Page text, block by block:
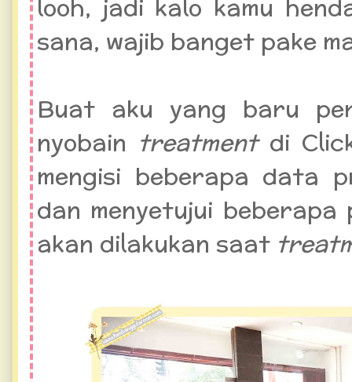
looh, jadi kalo kamu
sana, wajib banget pake
Buat aku yang baru
nyobain treatment di
mengisi beberapa data
dan menyetujui
akan dilakukan saat